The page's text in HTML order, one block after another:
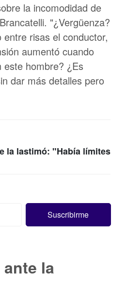
la incomodidad de
"¿Vergüenza?
risas el conductor,
aumentó cuando
hombre? ¿Es
dar más detalles pero
la lastimó: "Había límites
la